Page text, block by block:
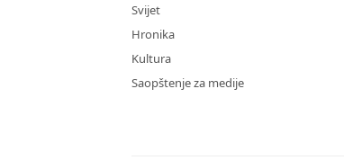
Svijet
Hronika
Kultura
Saopštenje za medije